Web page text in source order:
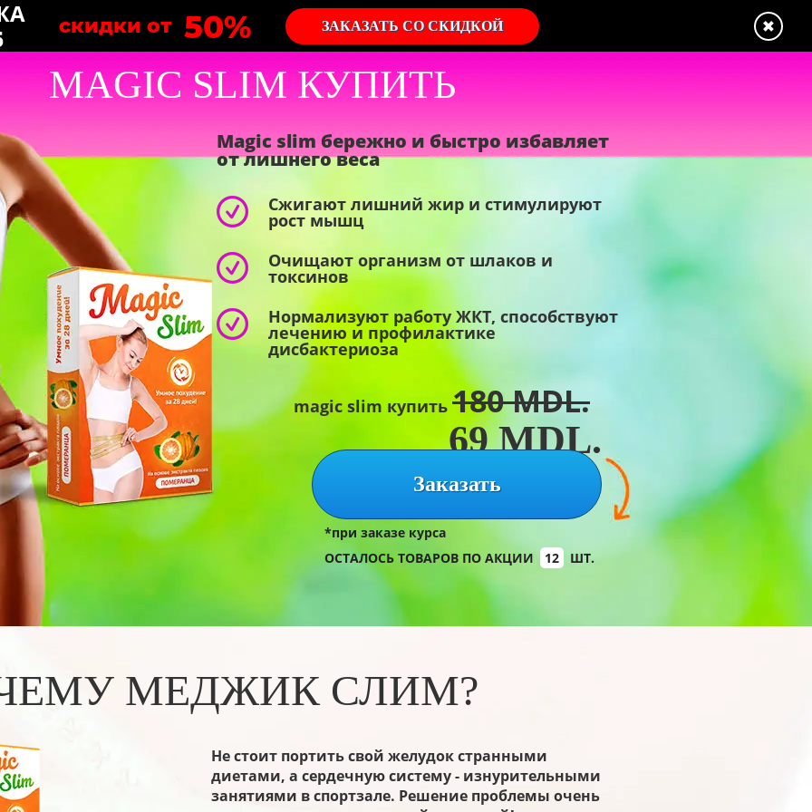
скидки от 50% ЗАКАЗАТЬ СО СКИДКОЙ ×
MAGIC SLIM КУПИТЬ
Magic slim бережно и быстро избавляет
от лишнего веса
Сжигают лишний жир и стимулируют
рост мышц
Очищают организм от шлаков и
токсинов
Нормализуют работу ЖКТ, способствуют
лечению и профилактике
дисбактериоза
magic slim купить 180MDL.
69 MDL.
Заказать
*при заказе курса
ОСТАЛОСЬ ТОВАРОВ ПО АКЦИИ
12 ШТ.
МЕДЖИК СЛИМ?
Не стоит портить свой желудок странными
диетами, а сердечную систему - изнурительными
занятиями в спортзале. Решение проблемы очень